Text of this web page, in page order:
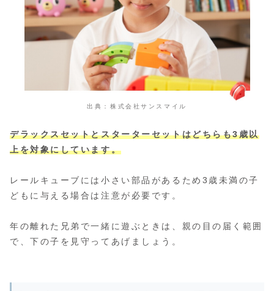
出典：株式会社サンスマイル
デラックスセットとスターターセットはどちらも3歳以
上を対象にしています。
レールキューブには小さい部品があるため3歳未満の子
どもに与える場合は注意が必要です。
年の離れた兄弟で一緒に遊ぶときは、親の目の届く範囲
で、下の子を見守ってあげましょう。